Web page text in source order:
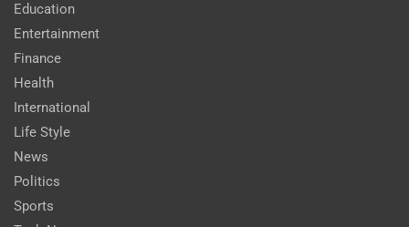
Education
Entertainment
Finance
Health
International
Life Style
News
Politics
Sports